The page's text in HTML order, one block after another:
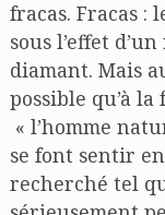
fracas. Fracas :
sous l’effet
diamant. Mais
possible qu’à
« l’homme
se font sentir
recherché tel